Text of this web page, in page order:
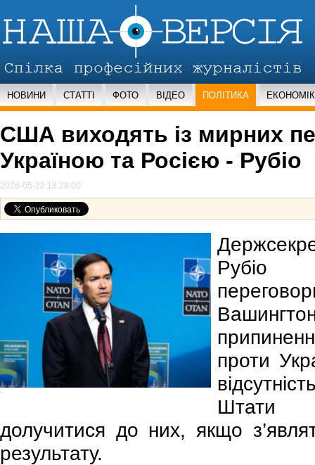
НОВИНИ СТАТТІ ФОТО ВІДЕО ПОЛІТИКА
США виходять із мирних
Україною та Росією - Рубіо
2026-05-22 18:28:00
-
Рубіо
проти
Штати
долучитися до них, якщо
результату.